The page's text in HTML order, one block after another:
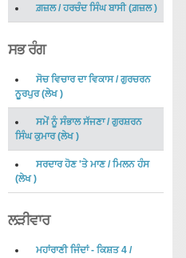
ਗ਼ਜ਼ਲ/ ਹਰਚੰਦ ਸਿੰਘ ਬਾਸੀ(ਗ਼ਜ਼ਲ)
ਸਭ ਰੰਗ
ਸੋਚ ਵਿਚਾਰ ਦਾ ਵਿਕਾਸ/ਗੁਰਚਰਨ
ਨੂਰਪੁਰ(ਲੇਖ)
ਸਮੇਂ ਨੂੰ ਸੰਭਾਲ ਸੱਜਣਾ/ ਗੁਰਸ਼ਰਨ
ਸਿੰਘ ਕੁਮਾਰ(ਲੇਖ)
ਸਰਦਾਰ ਹੋਣ 'ਤੇ ਮਾਣ/ਮਿਲਨ ਹੰਸ
(ਲੇਖ)
ਲੜੀਵਾਰ
ਮਹਾਂਰਾਣੀ ਜਿੰਦਾਂ - ਕਿਸ਼ਤ 4 /